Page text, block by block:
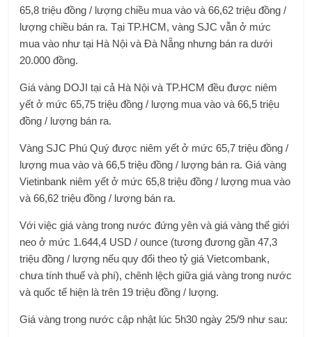
65,8 triệu đồng / lượng chiều mua vào và 66,62 triệu đồng /
lượng chiều bán ra. Tại TP.HCM, vàng SJC vẫn ở mức
mua vào như tại Hà Nội và Đà Nẵng nhưng bán ra dưới
20.000 đồng.
Giá vàng DOJI tại cả Hà Nội và TP.HCM đều được niêm
yết ở mức 65,75 triệu đồng / lượng mua vào và 66,5 triệu
đồng / lượng bán ra.
Vàng SJC Phú Quý được niêm yết ở mức 65,7 triệu đồng /
lượng mua vào và 66,5 triệu đồng / lượng bán ra. Giá vàng
Vietinbank niêm yết ở mức 65,8 triệu đồng / lượng mua vào
và 66,62 triệu đồng / lượng bán ra.
Với việc giá vàng trong nước đứng yên và giá vàng thế giới
neo ở mức 1.644,4 USD / ounce (tương đương gần 47,3
triệu đồng / lượng nếu quy đổi theo tỷ giá Vietcombank,
chưa tính thuế và phí), chênh lệch giữa giá vàng trong nước
và quốc tế hiện là trên 19 triệu đồng / lượng.
Giá vàng trong nước cập nhật lúc 5h30 ngày 25/9 như sau: